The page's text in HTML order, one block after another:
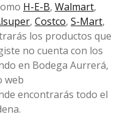
H-E-B, Walmart,
, Costco, S-Mart,
los productos que
no cuenta con los
en Bodega Aurrerá,
web
encontrarás todo el